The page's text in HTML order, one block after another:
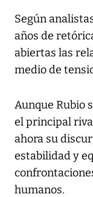
Según
años de
abiertas las
medio de
Aunque Rubio
el principal
ahora su
estabilidad y
humanos.